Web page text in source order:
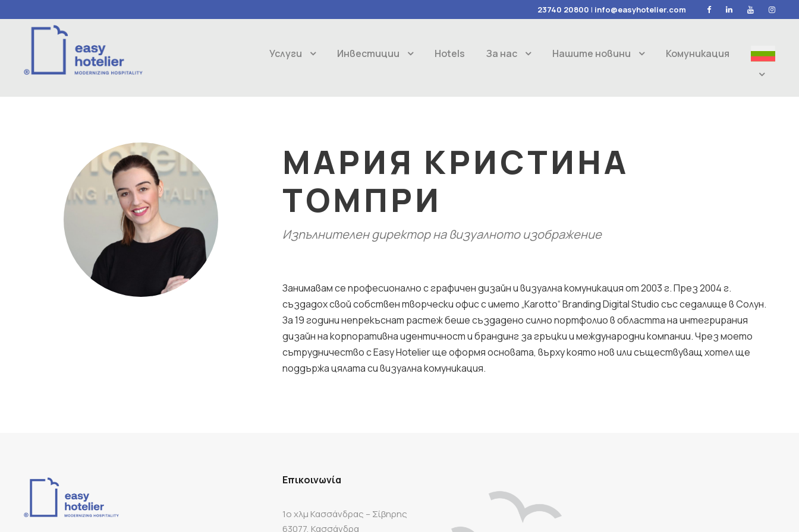
23740 20800 | info@easyhotelier.com
Услуги Инвестиции Hotels За нас Нашите новини Комуникация
МАРИЯ КРИСТИНА
ТОМПРИ
Изпълнителен директор на визуалното изображение
Занимавам се професионално с графичен дизайн и визуална комуникация от 2003 г. През 2004 г.
създадох свой собствен творчески офис с името „Karotto“ Branding Digital Studio със седалище в Солун.
За 19 години непрекъснат растеж беше създадено силно портфолио в областта на интегрирания
дизайн на корпоративна идентичност и брандинг за гръцки и международни компании. Чрез моето
сътрудничество с Easy Hotelier ще оформя основата, върху която нов или съществуващ хотел ще
поддържа цялата си визуална комуникация.
Επικοινωνία
1ο χλμ Κασσάνδρας – Σίβηρης
63077, Κασσάνδρα